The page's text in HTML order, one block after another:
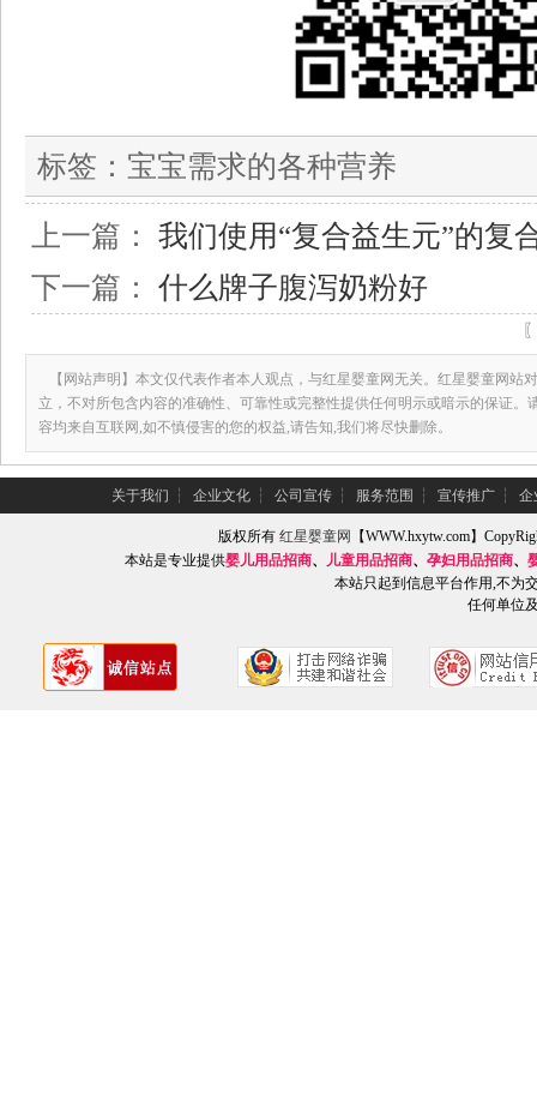
标签： 宝宝需求的各种营养
上一篇： 我们使用“复合益生元”的复
下一篇： 什么牌子腹泻奶粉好
【网站声明】本文仅代表作者本人观点，与红星婴童网无关。红星婴童网站
立，不对所包含内容的准确性、可靠性或完整性提供任何明示或暗示的保证。
容均来自互联网,如不慎侵害的您的权益,请告知,我们将尽快删除。
关于我们 ┆ 企业文化 ┆ 公司宣传 ┆ 服务范围 ┆ 宣传推广 ┆ 企
版权所有红星婴童网
【WWW.hxytw.com】
本站是专业提供婴儿用品招商、 儿童用品招商、 孕妇用品招商、
本站只起到信息平台作用,不为
任何单位